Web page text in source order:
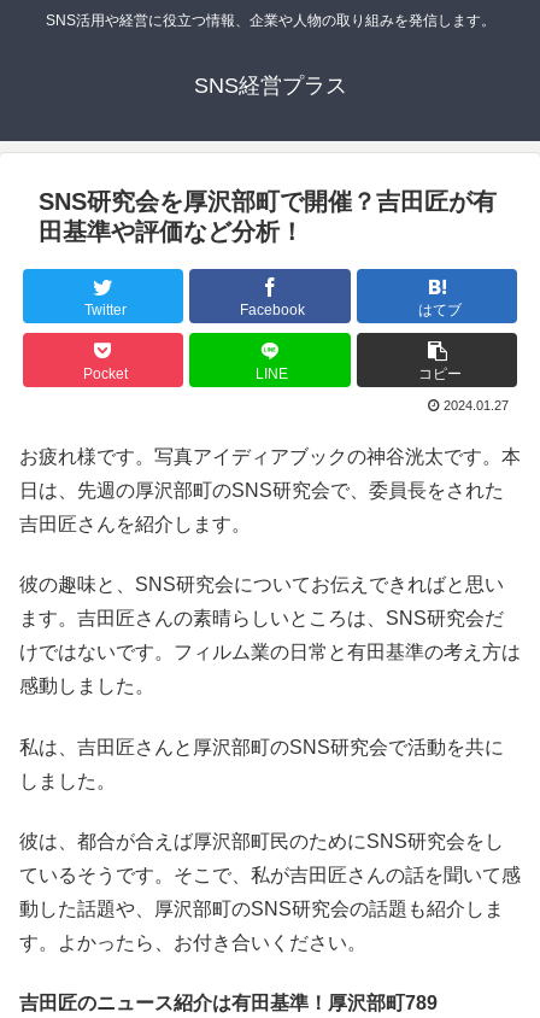
SNS活用や経営に役立つ情報、企業や人物の取り組みを発信します。
SNS経営プラス
SNS研究会を厚沢部町で開催？吉田匠が有
田基準や評価など分析！
Twitter Facebook はてブ
Pocket LINE コピー
2024.01.27
お疲れ様です。写真アイディアブックの神谷洸太です。本
日は、先週の厚沢部町のSNS研究会で、委員長をされた
吉田匠さんを紹介します。
彼の趣味と、SNS研究会についてお伝えできればと思い
ます。吉田匠さんの素晴らしいところは、SNS研究会だ
けではないです。フィルム業の日常と有田基準の考え方は
感動しました。
私は、吉田匠さんと厚沢部町のSNS研究会で活動を共に
しました。
彼は、都合が合えば厚沢部町民のためにSNS研究会をし
ているそうです。そこで、私が吉田匠さんの話を聞いて感
動した話題や、厚沢部町のSNS研究会の話題も紹介しま
す。よかったら、お付き合いください。
吉田匠のニュース紹介は有田基準！厚沢部町789